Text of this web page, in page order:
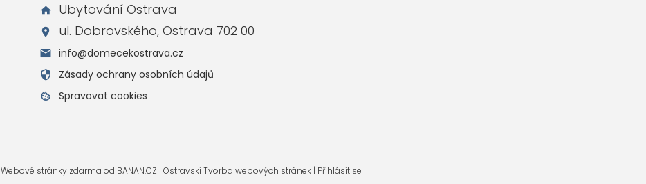
Ubytování Ostrava
ul. Dobrovského, Ostrava 702 00
info@domecekostrava.cz
Zásady ochrany osobních údajů
Spravovat cookies
Webové stránky zdarma od BANAN.CZ | Ostravski Tvorba webových stránek | Přihlásit se